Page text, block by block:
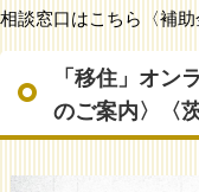
相談窓口はこちら〈補
「移住」オン
のご案内〉〈